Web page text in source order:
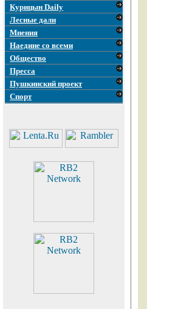
Курицын Daily
Лесные дали
Мнения
Наедине со всеми
Общество
Пресса
Пушкинский проект
Спорт